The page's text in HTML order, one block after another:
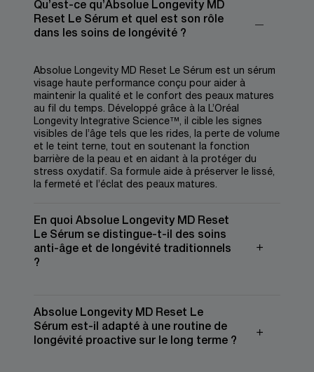
Qu’est-ce qu’Absolue Longevity MD
Reset Le Sérum et quel est son rôle
dans les soins de longévité ?
Absolue Longevity MD Reset Le Sérum est un sérum
visage haute performance conçu pour aider à
maintenir la qualité et le confort des peaux matures
au fil du temps. Développé grâce à la L’Oréal
Longevity Integrative Science™, il cible les signes
visibles de l’âge tels que les rides, la perte de volume
et le teint terne, tout en soutenant la fonction
barrière de la peau et en aidant à la protéger du
stress oxydatif. Sa formule aide à préserver le lissé,
la fermeté et l’éclat des peaux matures.
En quoi Absolue Longevity MD Reset
Le Sérum se distingue-t-il des soins
anti-âge et de longévité traditionnels
?
Absolue Longevity MD Reset Le
Sérum est-il adapté à une routine de
longévité proactive sur le long terme ?